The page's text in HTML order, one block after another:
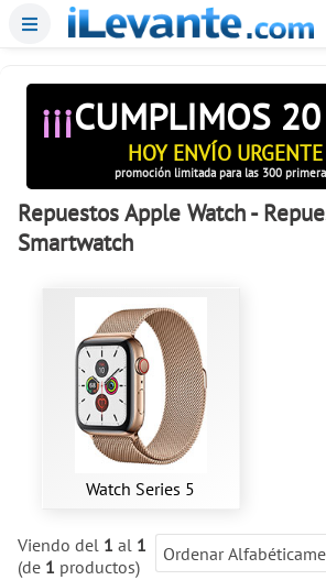
Menu
¡¡¡CUMPLIMOS
HOY ENVÍO
promoción limitada para las 300
Repuestos Apple Watch -
Smartwatch
Watch Series 5
Viendo del 1 al 1
(de 1 productos)